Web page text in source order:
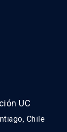
UC
Chile